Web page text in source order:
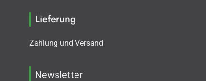
Lieferung
Zahlung und Versand
Newsletter